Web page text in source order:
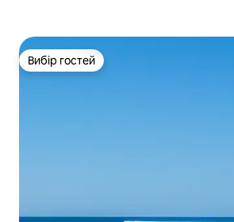
Вибір гостей
Вибір гостей